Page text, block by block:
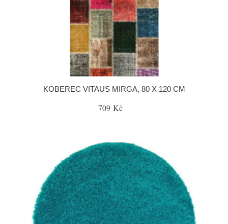
KOBEREC VITAUS MIRGA, 80 X 120 CM
709 Kč